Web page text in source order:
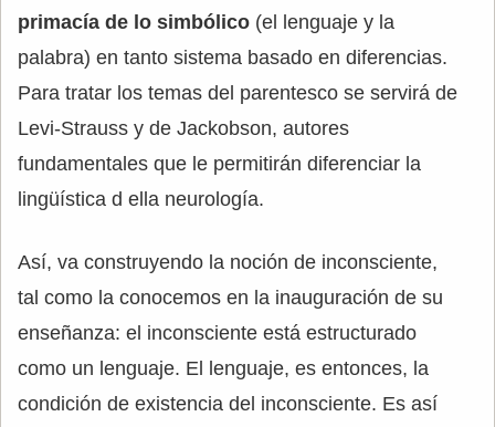
primacía de lo simbólico (el lenguaje y la
palabra) en tanto sistema basado en diferencias.
Para tratar los temas del parentesco se servirá de
Levi-Strauss y de Jackobson, autores
fundamentales que le permitirán diferenciar la
lingüística d ella neurología.
Así, va construyendo la noción de inconsciente,
tal como la conocemos en la inauguración de su
enseñanza: el inconsciente está estructurado
como un lenguaje. El lenguaje, es entonces, la
condición de existencia del inconsciente. Es así